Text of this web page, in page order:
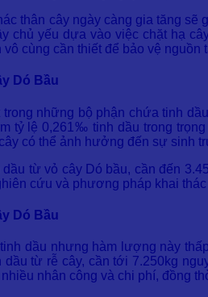
thân cây ngày càng gia tăng
chủ yếu dựa vào việc chặt hạ
cùng cần thiết để bảo vệ nguồn
Dó Bầu
những bộ phận chứa tinh
tỷ lệ 0,261‰ tinh dầu trong
có thể ảnh hưởng đến sự sinh
từ vỏ cây Dó bầu, cần đến
cứu và phương pháp khai
Dó Bầu
dầu nhưng hàm lượng này
từ rễ cây, cần tới 7.250kg
nhân công và chi phí, đồng